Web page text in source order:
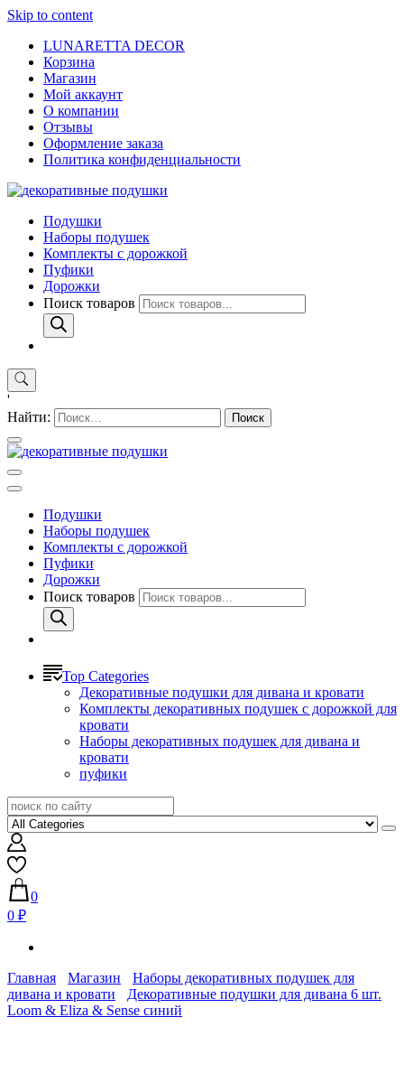
Skip to content
LUNARETTA DECOR
Корзина
Магазин
Мой аккаунт
О компании
Отзывы
Оформление заказа
Политика конфиденциальности
Подушки
Наборы подушек
Комплекты с дорожкой
Пуфики
Дорожки
Поиск товаров
'
Найти:
Подушки
Наборы подушек
Комплекты с дорожкой
Пуфики
Дорожки
Поиск товаров
Top Categories
Декоративные подушки для дивана и кровати
Комплекты декоративных подушек с дорожкой для
кровати
Наборы декоративных подушек для дивана и
кровати
пуфики
0
0 ₽
Главная Магазин
Наборы декоративных подушек для
дивана и кровати
Декоративные подушки для дивана 6 шт.
Loom & Eliza & Sense синий